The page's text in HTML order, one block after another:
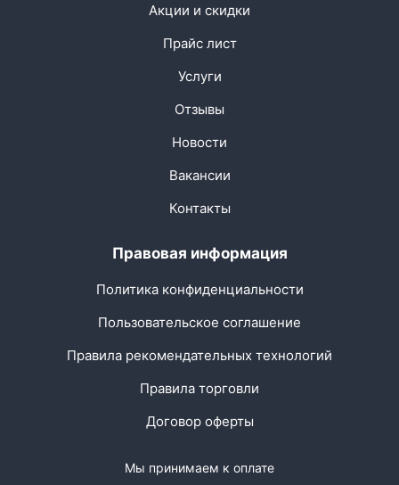
Акции и скидки
Прайс лист
Услуги
Отзывы
Новости
Вакансии
Контакты
Правовая информация
Политика конфиденциальности
Пользовательское соглашение
Правила рекомендательных технологий
Правила торговли
Договор оферты
Мы принимаем к оплате